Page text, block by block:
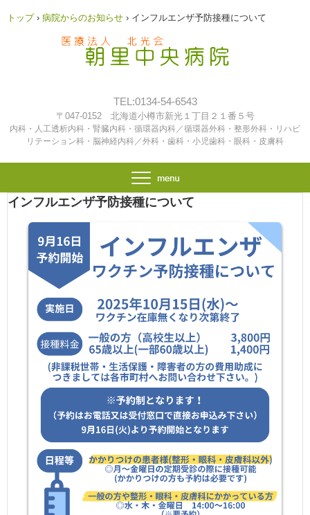
トップ › 病院からのお知らせ › インフルエンザ予防接種について
TEL:0134-54-6543
〒047-0152 北海道小樽市新光１丁目２１番５号
内科・人工透析内科・腎臓内科・循環器内科／循環器外科・整形外科・リハビ
リテーション科・脳神経内科／外科・歯科・小児歯科・眼科・皮膚科
インフルエンザ予防接種について